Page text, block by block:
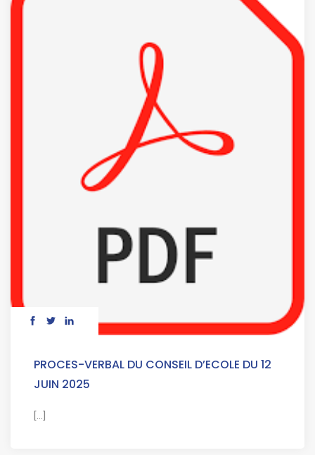
PROCES-VERBAL DU CONSEIL D’ECOLE DU 12
JUIN 2025
[...]